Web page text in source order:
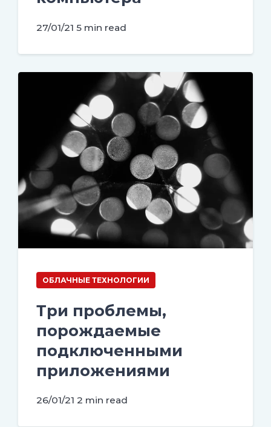
27/01/21 5 min read
ОБЛАЧНЫЕ ТЕХНОЛОГИИ
Три проблемы,
порождаемые
подключенными
приложениями
26/01/21 2 min read